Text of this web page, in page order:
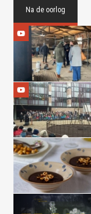
Na de oorlog